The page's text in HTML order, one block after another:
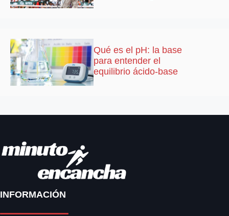
Qué es el pH: la base
para entender el
equilibrio ácido-base
INFORMACIÓN